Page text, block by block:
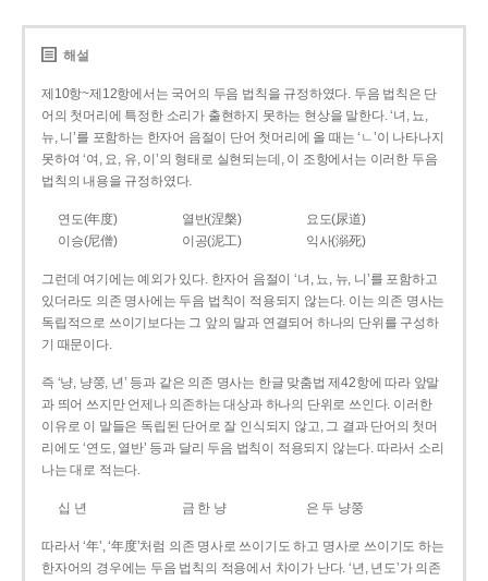
해설
제10항~제12항에서는 국어의 두음 법칙을 규정하였다. 두음 법칙은 단
어의 첫머리에 특정한 소리가 출현하지 못하는 현상을 말한다. ‘녀, 뇨,
뉴, 니’를 포함하는 한자어 음절이 단어 첫머리에 올 때는 ‘ㄴ’이 나타나지
못하여 ‘여, 요, 유, 이’의 형태로 실현되는데, 이 조항에서는 이러한 두음
법칙의 내용을 규정하였다.
연도(年度) 열반(涅槃)
요도(尿道)
이승(尼僧)
이공(泥工) 익사(溺死)
그런데 여기에는 예외가 있다. 한자어 음절이 ‘녀, 뇨, 뉴, 니’를 포함하고
있더라도 의존 명사에는 두음 법칙이 적용되지 않는다. 이는 의존 명사는
독립적으로 쓰이기보다는 그 앞의 말과 연결되어 하나의 단위를 구성하
기 때문이다.
즉 ‘냥, 냥쭝, 년’ 등과 같은 의존 명사는 한글 맞춤법 제42항에 따라 앞말
과 띄어 쓰지만 언제나 의존하는 대상과 하나의 단위로 쓰인다. 이러한
이유로 이 말들은 독립된 단어로 잘 인식되지 않고, 그 결과 단어의 첫머
리에도 ‘연도, 열반’ 등과 달리 두음 법칙이 적용되지 않는다. 따라서 소리
나는 대로 적는다.
십 년 금 한 냥 은 두 냥쭝
따라서 ‘年’, ‘年度’처럼 의존 명사로 쓰이기도 하고 명사로 쓰이기도 하는
한자어의 경우에는 두음 법칙의 적용에서 차이가 난다. ‘년, 년도’가 의존